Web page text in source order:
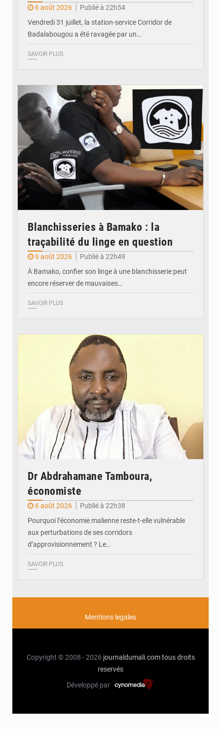
6 août 2026
Publié à 22h54
Vendredi 31 juillet, la station-service Corridor de
Badalabougou a été ravagée par un…
SAVOIR PLUS
Blanchisseries à Bamako : la
traçabilité du linge en question
6 août 2026
Publié à 22h49
À Bamako, confier son linge à une blanchisserie peut
encore réserver de mauvaises…
SAVOIR PLUS
Dr Abdrahamane Tamboura,
économiste
6 août 2026
Publié à 22h38
Pourquoi l’économie malienne reste-t-elle vulnérable
aux perturbations de ses corridors
d’approvisionnement ? Le…
SAVOIR PLUS
Mentions legales
Copyright © 2008 - 2026 journaldumali.com tous droits
reservés
Développé par